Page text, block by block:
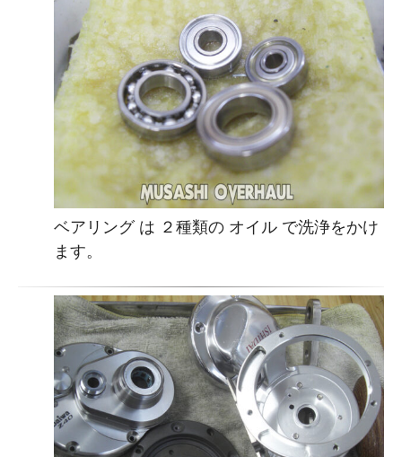
ベアリング は ２種類の オイル で洗浄をかけ
ます。